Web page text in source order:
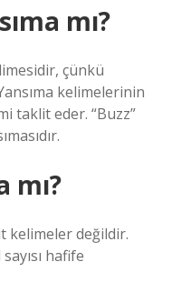
mı?
çünkü
kelimelerinin
taklit eder. “Buzz”
mı?
kelimeler değildir.
hafife